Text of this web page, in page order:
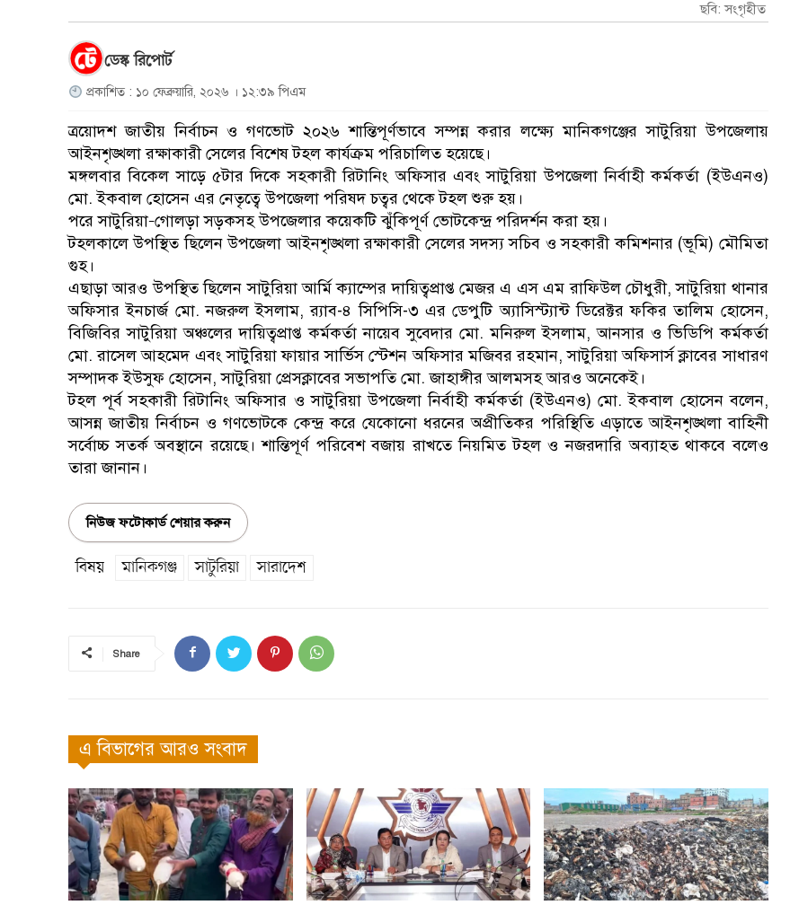
ছবি: সংগৃহীত
ডেস্ক রিপোর্ট
প্রকাশিত : ১০ ফেব্রুয়ারি, ২০২৬ । ১২:৩৯ পিএম
ত্রয়োদশ জাতীয় নির্বাচন ও গণভোট ২০২৬ শান্তিপূর্ণভাবে সম্পন্ন করার লক্ষ্যে মানিকগঞ্জের সাটুরিয়া উপজেলায়
আইনশৃঙ্খলা রক্ষাকারী সেলের বিশেষ টহল কার্যক্রম পরিচালিত হয়েছে।
মঙ্গলবার বিকেল সাড়ে ৫টার দিকে সহকারী রিটানিং অফিসার এবং সাটুরিয়া উপজেলা নির্বাহী কর্মকর্তা (ইউএনও)
মো. ইকবাল হোসেন এর নেতৃত্বে উপজেলা পরিষদ চত্বর থেকে টহল শুরু হয়।
পরে সাটুরিয়া–গোলড়া সড়কসহ উপজেলার কয়েকটি ঝুঁকিপূর্ণ ভোটকেন্দ্র পরিদর্শন করা হয়।
টহলকালে উপস্থিত ছিলেন উপজেলা আইনশৃঙ্খলা রক্ষাকারী সেলের সদস্য সচিব ও সহকারী কমিশনার (ভূমি) মৌমিতা
গুহ।
এছাড়া আরও উপস্থিত ছিলেন সাটুরিয়া আর্মি ক্যাম্পের দায়িত্বপ্রাপ্ত মেজর এ এস এম রাফিউল চৌধুরী, সাটুরিয়া থানার
অফিসার ইনচার্জ মো. নজরুল ইসলাম, র‌্যাব-৪ সিপিসি-৩ এর ডেপুটি অ্যাসিস্ট্যান্ট ডিরেক্টর ফকির তালিম হোসেন,
বিজিবির সাটুরিয়া অঞ্চলের দায়িত্বপ্রাপ্ত কর্মকর্তা নায়েব সুবেদার মো. মনিরুল ইসলাম, আনসার ও ভিডিপি কর্মকর্তা
মো. রাসেল আহমেদ এবং সাটুরিয়া ফায়ার সার্ভিস স্টেশন অফিসার মজিবর রহমান, সাটুরিয়া অফিসার্স ক্লাবের সাধারণ
সম্পাদক ইউসুফ হোসেন, সাটুরিয়া প্রেসক্লাবের সভাপতি মো. জাহাঙ্গীর আলমসহ আরও অনেকেই।
টহল পূর্ব সহকারী রিটানিং অফিসার ও সাটুরিয়া উপজেলা নির্বাহী কর্মকর্তা (ইউএনও) মো. ইকবাল হোসেন বলেন,
আসন্ন জাতীয় নির্বাচন ও গণভোটকে কেন্দ্র করে যেকোনো ধরনের অপ্রীতিকর পরিস্থিতি এড়াতে আইনশৃঙ্খলা বাহিনী
সর্বোচ্চ সতর্ক অবস্থানে রয়েছে। শান্তিপূর্ণ পরিবেশ বজায় রাখতে নিয়মিত টহল ও নজরদারি অব্যাহত থাকবে বলেও
তারা জানান।
নিউজ ফটোকার্ড শেয়ার করুন
বিষয় মানিকগঞ্জ সাটুরিয়া সারাদেশ
Share
এ বিভাগের আরও সংবাদ